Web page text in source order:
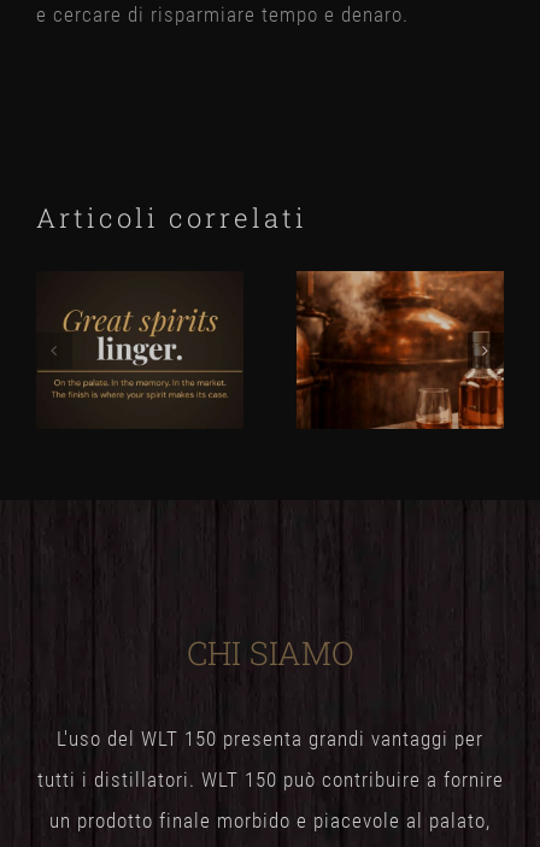
e cercare di risparmiare tempo e denaro.
Articoli correlati
CHI SIAMO
L'uso del WLT 150 presenta grandi vantaggi per
tutti i distillatori. WLT 150 può contribuire a fornire
un prodotto finale morbido e piacevole al palato,